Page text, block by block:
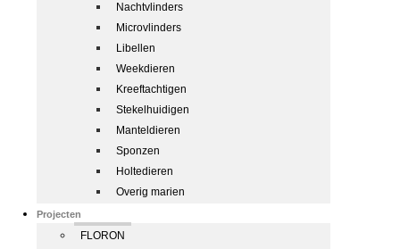
Nachtvlinders
Microvlinders
Libellen
Weekdieren
Kreeftachtigen
Stekelhuidigen
Manteldieren
Sponzen
Holtedieren
Overig marien
Projecten
FLORON